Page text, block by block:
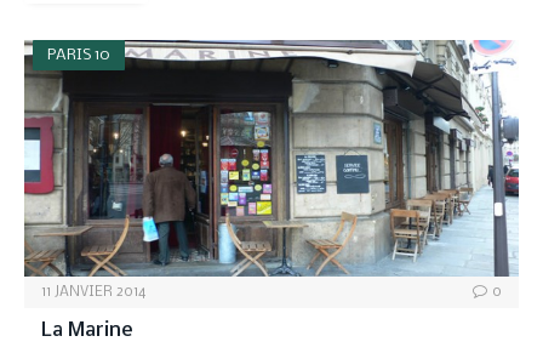
PARIS 10
11 JANVIER 2014 0
La Marine